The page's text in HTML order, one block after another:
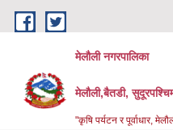
Skip to main content
मेलौली नगरपालिका
मेलौली,बैतडी,
"कृषि पर्यटन र पूर्वाधार,